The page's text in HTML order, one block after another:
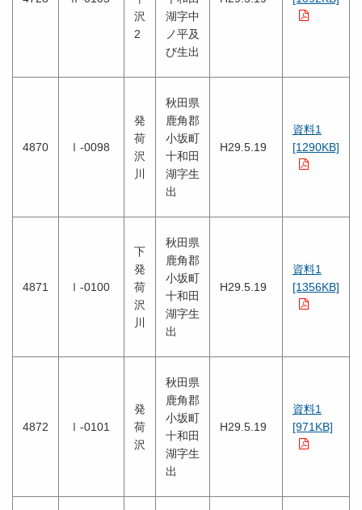
沢
2
湖字中
ノ平及
び生出
4870 Ⅰ-0098
発
荷
沢
川
秋田県
鹿角郡
小坂町
十和田
湖字生
出
H29.5.19
資料1
[1290KB]
4871 Ⅰ-0100
下
発
荷
沢
川
秋田県
鹿角郡
小坂町
十和田
湖字生
出
H29.5.19
資料1
[1356KB]
4872 Ⅰ-0101
発
荷
沢
秋田県
鹿角郡
小坂町
十和田
湖字生
出
H29.5.19
資料1
[971KB]